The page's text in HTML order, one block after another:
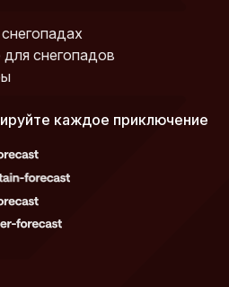
снегопадов
каждое приключение